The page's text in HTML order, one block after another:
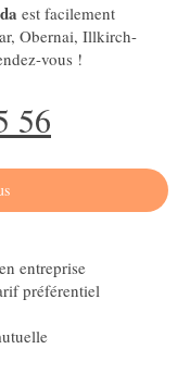
est facilement
Obernai, Illkirch-
vous !
56
entreprise
préférentiel